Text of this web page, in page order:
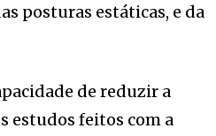
posturas estáticas, e da
de reduzir a
estudos feitos com a